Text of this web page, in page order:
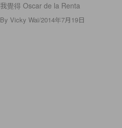
我覺得 Oscar de la Renta
By Vicky Wai/2014年7月19日